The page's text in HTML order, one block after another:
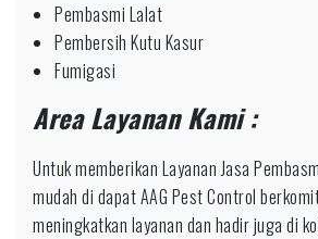
Pembasmi Lalat
Pembersih Kutu Kasur
Fumigasi
Area Layanan Kami :
Untuk memberikan Layanan Jasa
mudah di dapat AAG Pest Control
meningkatkan layanan dan hadir juga di